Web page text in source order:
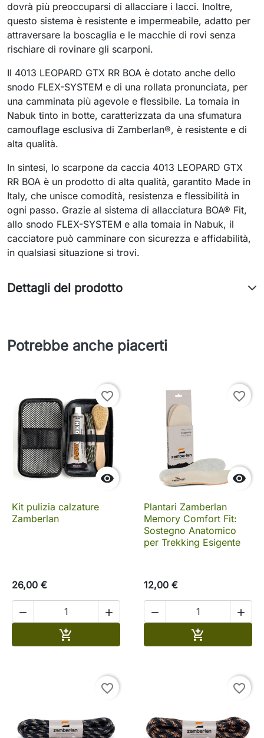
dovrà più preoccuparsi di allacciare i lacci. Inoltre,
questo sistema è resistente e impermeabile, adatto per
attraversare la boscaglia e le macchie di rovi senza
rischiare di rovinare gli scarponi.
Il 4013 LEOPARD GTX RR BOA è dotato anche dello
snodo FLEX-SYSTEM e di una rollata pronunciata, per
una camminata più agevole e flessibile. La tomaia in
Nabuk tinto in botte, caratterizzata da una sfumatura
camouflage esclusiva di Zamberlan®, è resistente e di
alta qualità.
In sintesi, lo scarpone da caccia 4013 LEOPARD GTX
RR BOA è un prodotto di alta qualità, garantito Made in
Italy, che unisce comodità, resistenza e flessibilità in
ogni passo. Grazie al sistema di allacciatura BOA® Fit,
allo snodo FLEX-SYSTEM e alla tomaia in Nabuk, il
cacciatore può camminare con sicurezza e affidabilità,
in qualsiasi situazione si trovi.
Dettagli del prodotto
Potrebbe anche piacerti

favorite_border
Kit pulizia calzature
Zamberlan
26,00 €
 


favorite_border
Plantari Zamberlan
Memory Comfort Fit:
Sostegno Anatomico
per Trekking Esigente
12,00 €
 

favorite_border favorite_border